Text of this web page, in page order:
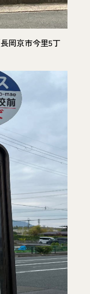
岡京市今里5丁